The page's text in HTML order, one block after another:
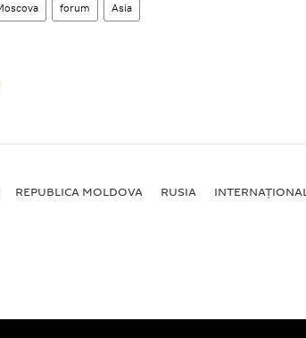
forum Asia
REPUBLICA MOLDOVA RUSIA INTERNAȚIONAL